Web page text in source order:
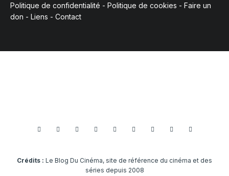
Politique de confidentialité - Politique de cookies - Faire un
don - Liens - Contact
Crédits : Le Blog Du Cinéma, site de référence du cinéma et des
séries depuis 2008